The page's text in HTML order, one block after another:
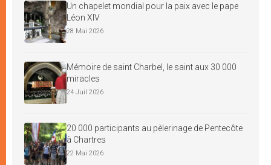
Un chapelet mondial pour la paix avec le pape
Léon XIV
28 Mai 2026
Mémoire de saint Charbel, le saint aux 30 000
miracles
24 Juil 2026
20 000 participants au pèlerinage de Pentecôte
à Chartres
22 Mai 2026